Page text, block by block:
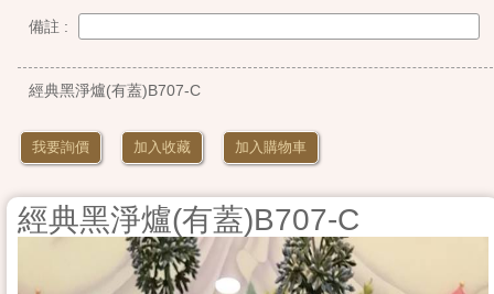
備註 :
經典黑淨爐(有蓋)B707-C
我要詢價 加入收藏 加入購物車
經典黑淨爐(有蓋)B707-C